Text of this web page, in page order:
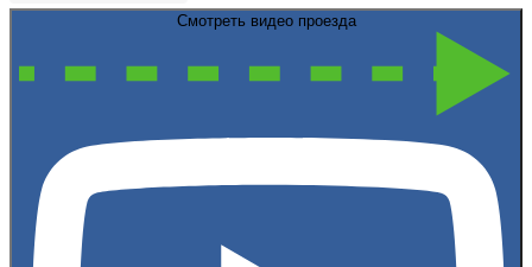
Смотреть видео проезда